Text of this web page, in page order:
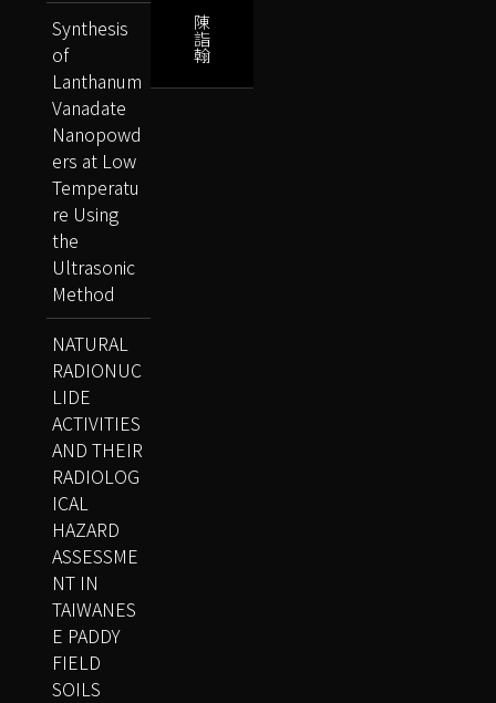
陳
詣
翰
Synthesis
of
Lanthanum
Vanadate
Nanopowd
ers at Low
Temperatu
re Using
the
Ultrasonic
Method
NATURAL
RADIONUC
LIDE
ACTIVITIES
AND THEIR
RADIOLOG
ICAL
HAZARD
ASSESSME
NT IN
TAIWANES
E PADDY
FIELD
SOILS